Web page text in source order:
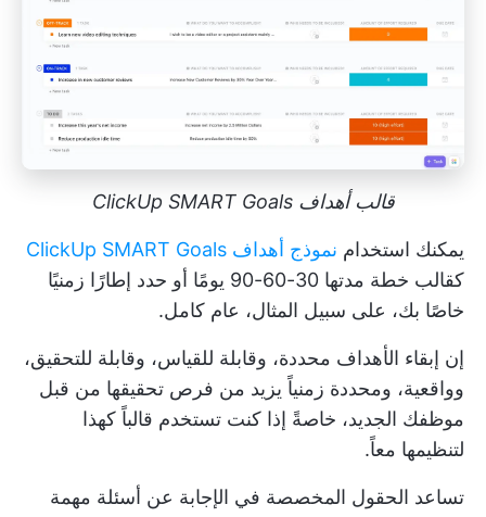
قالب أهداف ClickUp SMART Goals
يمكنك استخدام نموذج أهداف ClickUp SMART Goals
كقالب خطة مدتها 30-60-90 يومًا أو حدد إطارًا زمنيًا
خاصًا بك، على سبيل المثال، عام كامل.
إن إبقاء الأهداف محددة، وقابلة للقياس، وقابلة للتحقيق،
وواقعية، ومحددة زمنياً يزيد من فرص تحقيقها من قبل
موظفك الجديد، خاصةً إذا كنت تستخدم قالباً كهذا
لتنظيمها معاً.
تساعد الحقول المخصصة في الإجابة عن أسئلة مهمة